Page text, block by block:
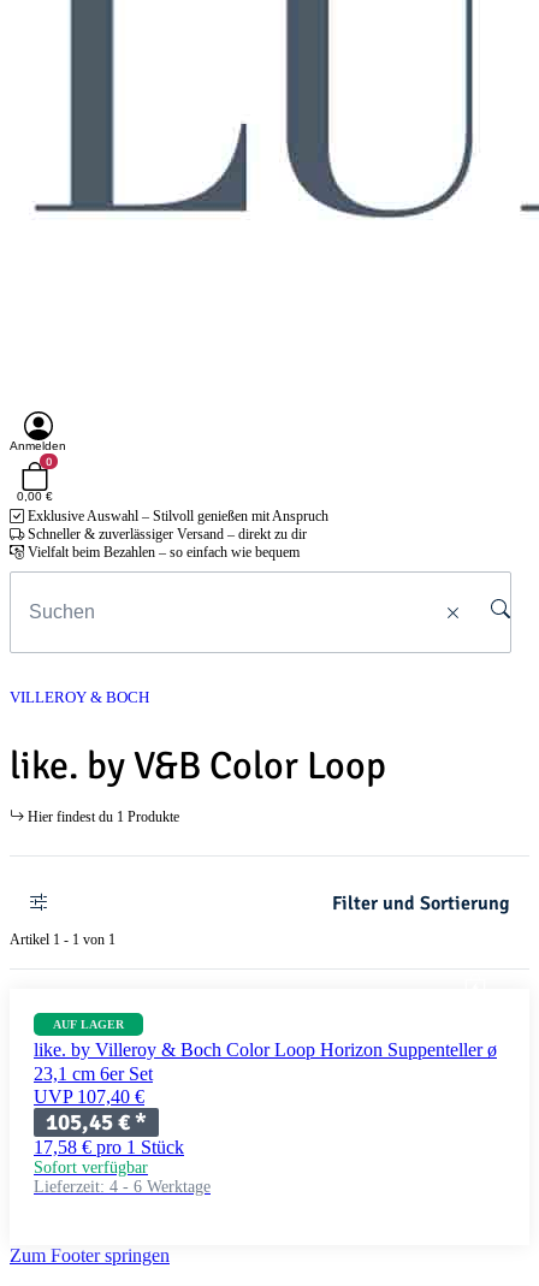
Anmelden
0
0,00 €
Exklusive Auswahl – Stilvoll genießen mit Anspruch
Schneller & zuverlässiger Versand – direkt zu dir
Vielfalt beim Bezahlen – so einfach wie bequem
VILLEROY & BOCH
like. by V&B Color Loop
Hier findest du 1 Produkte
Filter und Sortierung
Artikel 1 - 1 von 1
AUF LAGER
like. by Villeroy & Boch Color Loop Horizon Suppenteller ø
23,1 cm 6er Set
UVP 107,40 €
105,45 €*
17,58 € pro 1 Stück
Sofort verfügbar
Lieferzeit: 4 - 6 Werktage
Zum Footer springen